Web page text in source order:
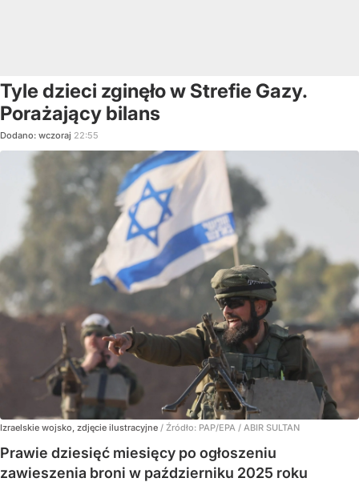
Tyle dzieci zginęło w Strefie Gazy.
Porażający bilans
Dodano: wczoraj 22:55
Izraelskie wojsko, zdjęcie ilustracyjne / Źródło: PAP/EPA / ABIR SULTAN
Prawie dziesięć miesięcy po ogłoszeniu
zawieszenia broni w październiku 2025 roku